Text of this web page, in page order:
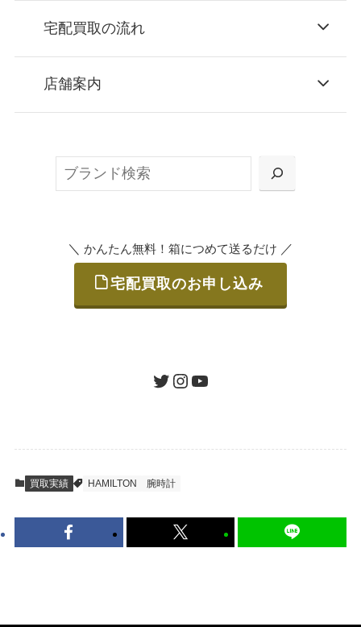
宅配買取の流れ
お申込み
または梱包材不要の「集荷申込」からお選び
ご発送
査定結果のご承認 / 入金
到着即日に査定いたします。買取金額にご納
得いただければ、最短即日の入金が可能で
店舗案内
＼ かんたん無料！箱につめて送るだけ ／
宅配買取のお申し込み
ツイッターインスタグラムユーチューブ
買取実績 HAMILTON 腕時計